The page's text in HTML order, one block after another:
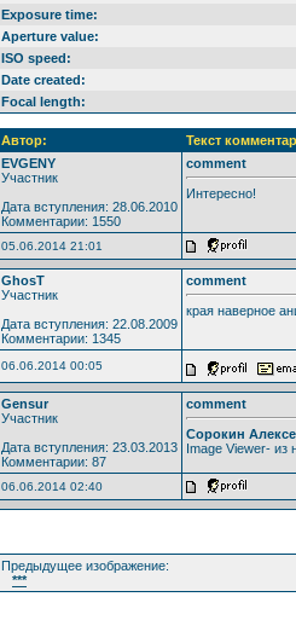
Exposure time:
Aperture value:
ISO speed:
Date created:
Focal length:
Автор:
Текст
EVGENY
Участник
Дата вступления: 28.06.2010
Комментарии: 1550
comment
Интересно!
05.06.2014 21:01
GhosT
Участник
Дата вступления: 22.08.2009
Комментарии: 1345
comment
края наверное
06.06.2014 00:05
Gensur
Участник
Дата вступления: 23.03.2013
Комментарии: 87
comment
Сорокин
Image Viewer- из
06.06.2014 02:40
Предыдущее изображение:
***